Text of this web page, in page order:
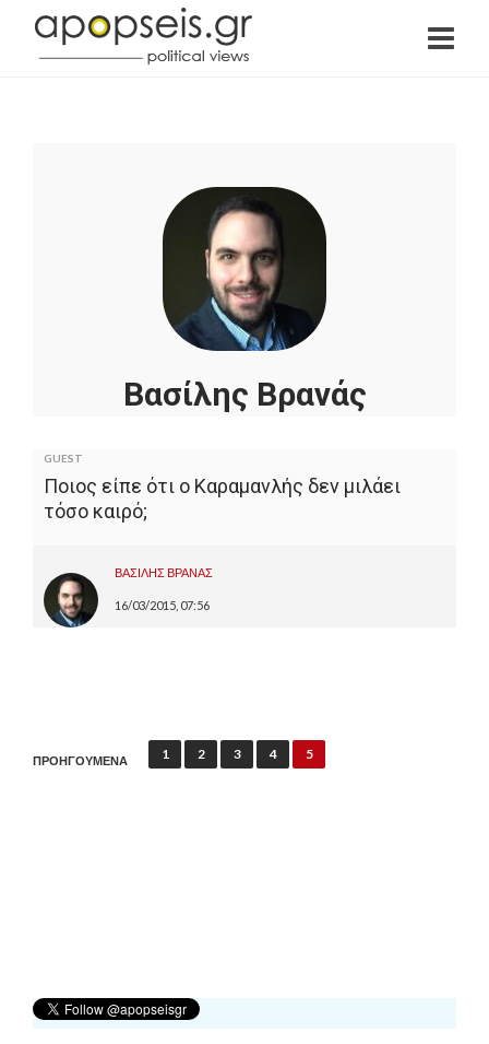
Βασίλης Βρανάς
GUEST
Ποιος είπε ότι ο Καραμανλής δεν μιλάει
τόσο καιρό;
ΒΑΣΙΛΗΣ ΒΡΑΝΑΣ
16/03/2015, 07:56
Π
η
ά
ΠΡΟΗΓΟΥΜΕΝΑ 1 2 3 4 5